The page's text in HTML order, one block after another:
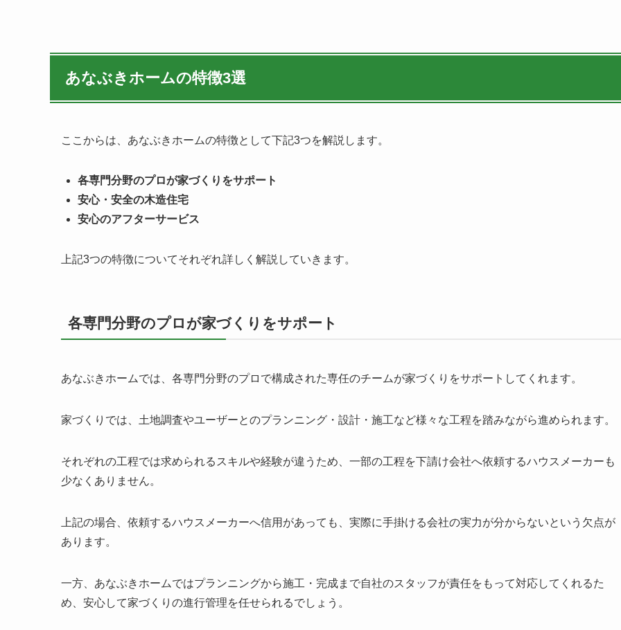
あなぶきホームの特徴3選
ここからは、あなぶきホームの特徴として下記3つを解説します。
各専門分野のプロが家づくりをサポート
安心・安全の木造住宅
安心のアフターサービス
上記3つの特徴についてそれぞれ詳しく解説していきます。
各専門分野のプロが家づくりをサポート
あなぶきホームでは、各専門分野のプロで構成された専任のチームが家づくりをサポートしてくれます。
家づくりでは、土地調査やユーザーとのプランニング・設計・施工など様々な工程を踏みながら進められます。
それぞれの工程では求められるスキルや経験が違うため、一部の工程を下請け会社へ依頼するハウスメーカーも
少なくありません。
上記の場合、依頼するハウスメーカーへ信用があっても、実際に手掛ける会社の実力が分からないという欠点が
あります。
一方、あなぶきホームではプランニングから施工・完成まで自社のスタッフが責任をもって対応してくれるた
め、安心して家づくりの進行管理を任せられるでしょう。